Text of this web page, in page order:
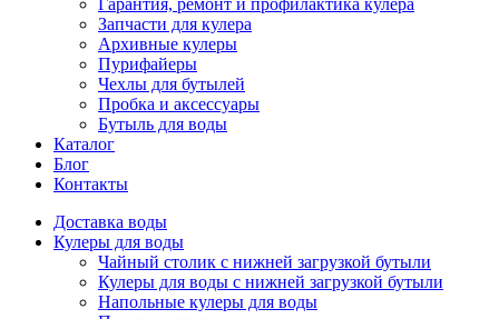
Гарантия, ремонт и профилактика кулера
Запчасти для кулера
Архивные кулеры
Пурифайеры
Чехлы для бутылей
Пробка и аксессуары
Бутыль для воды
Каталог
Блог
Контакты
Доставка воды
Кулеры для воды
Чайный столик с нижней загрузкой бутыли
Кулеры для воды с нижней загрузкой бутыли
Напольные кулеры для воды